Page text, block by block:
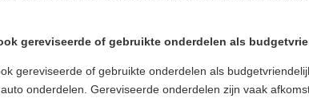
gereviseerde of gebruikte onderdelen als
gereviseerde of gebruikte onderdelen als
onderdelen. Gereviseerde onderdelen zijn vaak